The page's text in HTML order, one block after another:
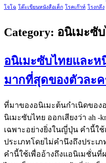
โจโฉ โต๊ะเขียนหนังสือเด็ก โรคเก๊าท์ โรงกลึง
Category: อนิเมะซั
อนิเมะซับไทยและ
มากที่สุดของตัวละ
ที่มาของอนิเมะต้นกำเนิดของ
นิเมะซับไทย ออกเสียงว่า ah -
เฉพาะอย่างยิ่งในญี่ปุ่น คำนี้ใ
ประเภทโดยไม่คำนึงถึงประเ
คำนี้ใช้เพื่ออ้างถึงแอนิเมชั่น